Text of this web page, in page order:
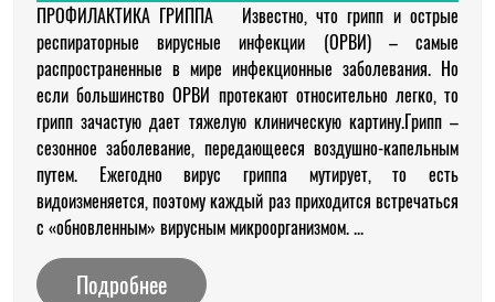
ПРОФИЛАКТИКА ГРИППА Известно, что грипп и острые
респираторные вирусные инфекции (ОРВИ) – самые
распространенные в мире инфекционные заболевания. Но
если большинство ОРВИ протекают относительно легко, то
грипп зачастую дает тяжелую клиническую картину.Грипп –
сезонное заболевание, передающееся воздушно-капельным
путем. Ежегодно вирус гриппа мутирует, то есть
видоизменяется, поэтому каждый раз приходится встречаться
с «обновленным» вирусным микроорганизмом. ...
Подробнее